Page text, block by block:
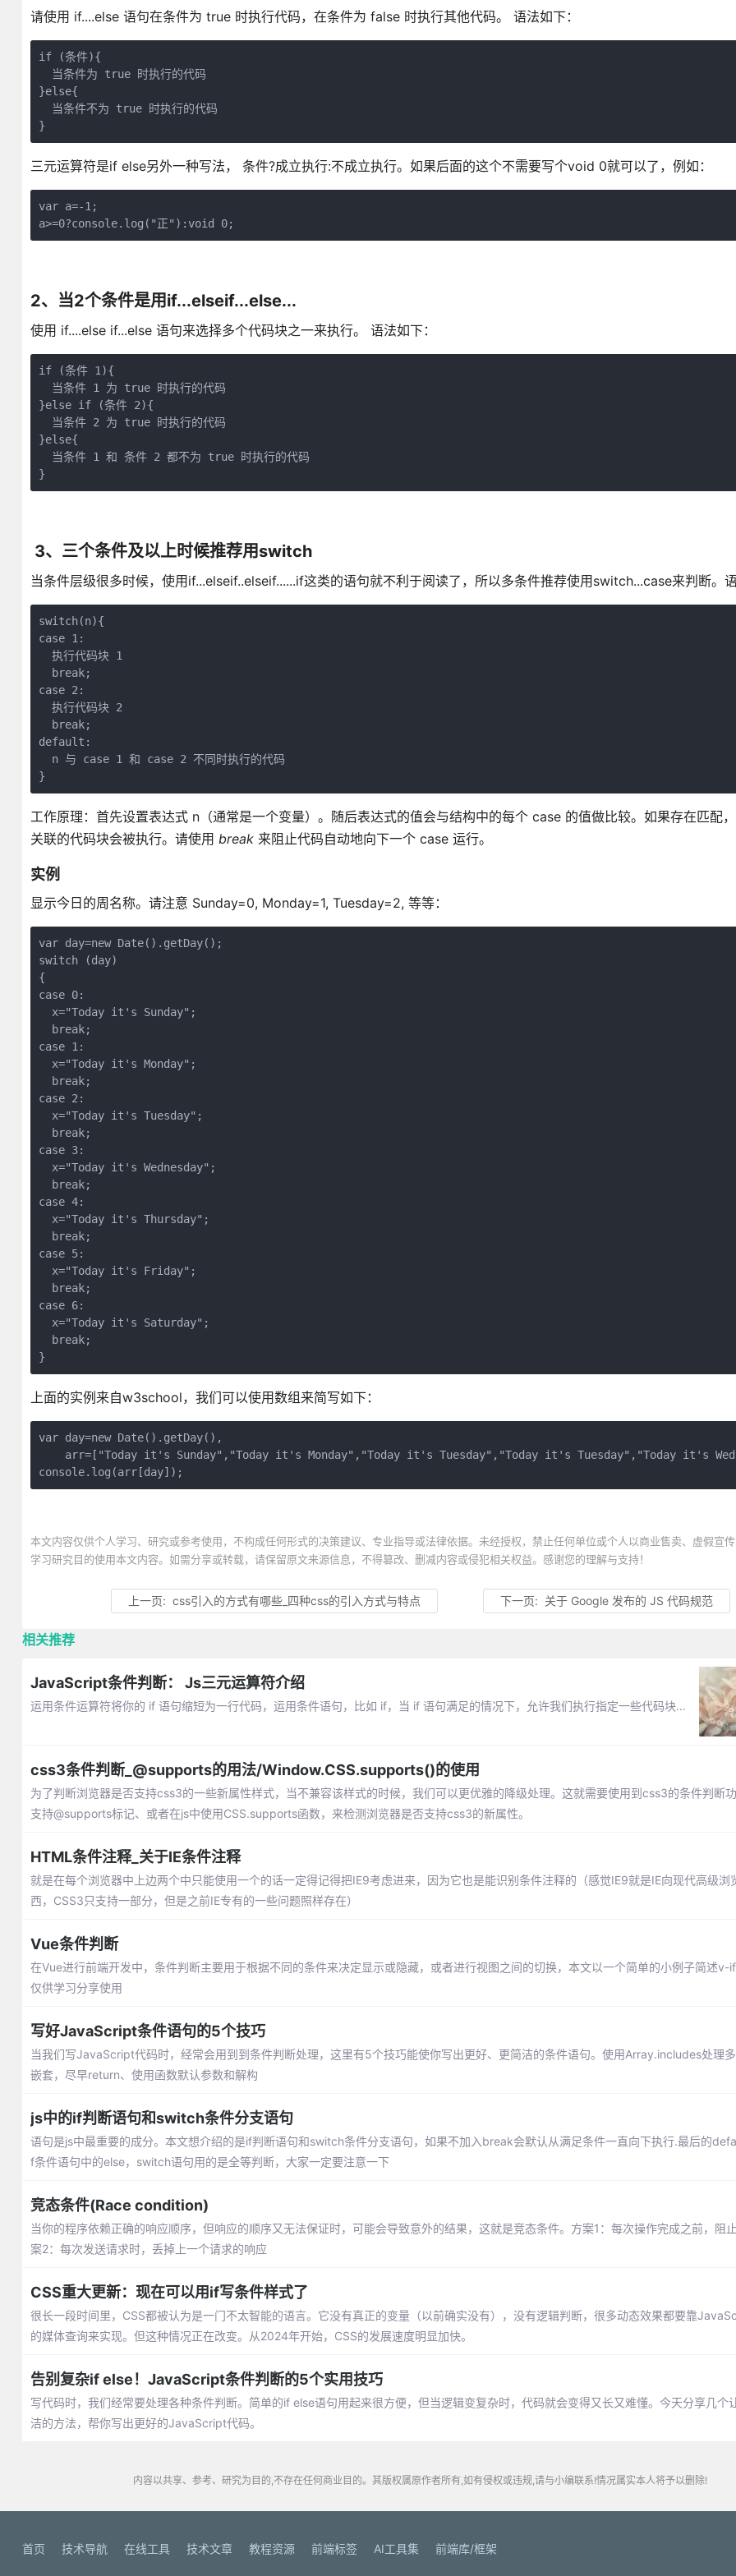
请使用 if....else 语句在条件为 true 时执行代码，在条件为 false 时执行其他代码。 语法如下：
if (条件){
  当条件为 true 时执行的代码
}else{
  当条件不为 true 时执行的代码
}
三元运算符是if else另外一种写法， 条件?成立执行:不成立执行。如果后面的这个不需要写个void 0就可以了，例如：
var a=-1;
a>=0?console.log("正"):void 0;
2、当2个条件是用if...elseif...else...
使用 if....else if...else 语句来选择多个代码块之一来执行。 语法如下：
if (条件 1){
  当条件 1 为 true 时执行的代码
}else if (条件 2){
  当条件 2 为 true 时执行的代码
}else{
  当条件 1 和 条件 2 都不为 true 时执行的代码
}
3、三个条件及以上时候推荐用switch
当条件层级很多时候，使用if...elseif..elseif......if这类的语句就不利于阅读了，所以多条件推荐使用switch...case来判断。语
switch(n){
case 1:
  执行代码块 1
  break;
case 2:
  执行代码块 2
  break;
default:
  n 与 case 1 和 case 2 不同时执行的代码
}
工作原理：首先设置表达式 n（通常是一个变量）。随后表达式的值会与结构中的每个 case 的值做比较。如果存在匹配
关联的代码块会被执行。请使用 break来阻止代码自动地向下一个 case 运行。
实例
显示今日的周名称。请注意 Sunday=0, Monday=1, Tuesday=2, 等等：
var day=new Date().getDay();
switch (day)
{
case 0:
  x="Today it's Sunday";
  break;
case 1:
  x="Today it's Monday";
  break;
case 2:
  x="Today it's Tuesday";
  break;
case 3:
  x="Today it's Wednesday";
  break;
case 4:
  x="Today it's Thursday";
  break;
case 5:
  x="Today it's Friday";
  break;
case 6:
  x="Today it's Saturday";
  break;
}
上面的实例来自w3school，我们可以使用数组来简写如下：
var day=new Date().getDay(),
arr=["Today it's Sunday","Today it's Monday","Today it's Tuesday","Today it's Tuesday","Today it's
console.log(arr[day]);
本文内容仅供个人学习、研究或参考使用，不构成任何形式的决策建议、专业指导或法律依据。未经授权，禁止任何单位或个人以商业售卖、虚假宣
学习研究目的使用本文内容。如需分享或转载，请保留原文来源信息，不得篡改、删减内容或侵犯相关权益。感谢您的理解与支持！
上一页: css引入的方式有哪些_四种css的引入方式与特点 下一页: 关于 Google 发布的 JS 代码规范
相关推荐
JavaScript条件判断： Js三元运算符介绍
运用条件运算符将你的 if 语句缩短为一行代码，运用条件语句，比如 if，当 if 语句满足的情况下，允许我们执行指定一些代码块...
css3条件判断_@supports的用法/Window.CSS.supports()的使用
为了判断浏览器是否支持css3的一些新属性样式，当不兼容该样式的时候，我们可以更优雅的降级处理。这就需要使用到css3的条件判断
支持@supports标记、或者在js中使用CSS.supports函数，来检测浏览器是否支持css3的新属性。
HTML条件注释_关于IE条件注释
就是在每个浏览器中上边两个中只能使用一个的话一定得记得把IE9考虑进来，因为它也是能识别条件注释的（感觉IE9就是IE向现代高级浏
西，CSS3只支持一部分，但是之前IE专有的一些问题照样存在）
Vue条件判断
在Vue进行前端开发中，条件判断主要用于根据不同的条件来决定显示或隐藏，或者进行视图之间的切换，本文以一个简单的小例子简述v-if
仅供学习分享使用
写好JavaScript条件语句的5个技巧
当我们写JavaScript代码时，经常会用到到条件判断处理，这里有5个技巧能使你写出更好、更简洁的条件语句。使用Array.includes处理
嵌套，尽早return、使用函数默认参数和解构
js中的if判断语句和switch条件分支语句
语句是js中最重要的成分。本文想介绍的是if判断语句和switch条件分支语句，如果不加入break会默认从满足条件一直向下执行.最后的
f条件语句中的else，switch语句用的是全等判断，大家一定要注意一下
竞态条件(Race condition)
当你的程序依赖正确的响应顺序，但响应的顺序又无法保证时，可能会导致意外的结果，这就是竞态条件。方案1：每次操作完成之前，阻
案2：每次发送请求时，丢掉上一个请求的响应
CSS重大更新：现在可以用if写条件样式了
很长一段时间里，CSS都被认为是一门不太智能的语言。它没有真正的变量（以前确实没有），没有逻辑判断，很多动态效果都要靠
的媒体查询来实现。但这种情况正在改变。从2024年开始，CSS的发展速度明显加快。
告别复杂if else！JavaScript条件判断的5个实用技巧
写代码时，我们经常要处理各种条件判断。简单的if else语句用起来很方便，但当逻辑变复杂时，代码就会变得又长又难懂。今天分享几个
洁的方法，帮你写出更好的JavaScript代码。
内容以共享、参考、研究为目的,不存在任何商业目的。其版权属原作者所有,如有侵权或违规,请与小编联系!情况属实本人将予以删除!
首页 技术导航 在线工具 技术文章 教程资源 前端标签 AI工具集 前端库/框架